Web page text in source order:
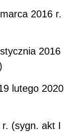
2016 r.
2016
lutego 2020
r. (sygn. akt I